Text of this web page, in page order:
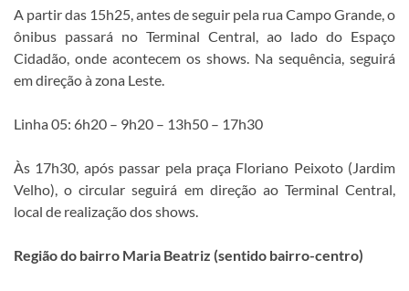
A partir das 15h25, antes de seguir pela rua Campo Grande, o
ônibus passará no Terminal Central, ao lado do Espaço
Cidadão, onde acontecem os shows. Na sequência, seguirá
em direção à zona Leste.
Linha 05: 6h20 – 9h20 – 13h50 – 17h30
Às 17h30, após passar pela praça Floriano Peixoto (Jardim
Velho), o circular seguirá em direção ao Terminal Central,
local de realização dos shows.
Região do bairro Maria Beatriz (sentido bairro-centro)